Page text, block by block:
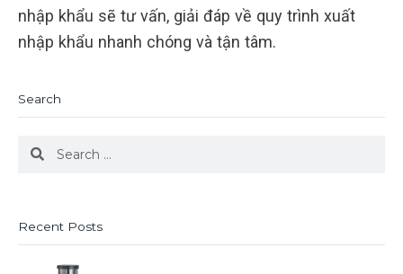
nhập khẩu sẽ tư vấn, giải đáp về quy trình xuất
nhập khẩu nhanh chóng và tận tâm.
Search
Search
Recent Posts